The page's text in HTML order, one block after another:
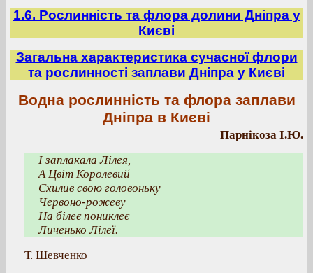
1.6. Рослинність та флора долини Дніпра у
Києві
Загальна характеристика сучасної флори
та рослинності заплави Дніпра у Києві
Водна рослинність та флора заплави
Дніпра в Києві
Парнікоза І.Ю.
І заплакала Лілея,
А Цвіт Королевий
Схилив свою головоньку
Червоно-рожеву
На білеє пониклеє
Личенько Лілеї.
Т. Шевченко